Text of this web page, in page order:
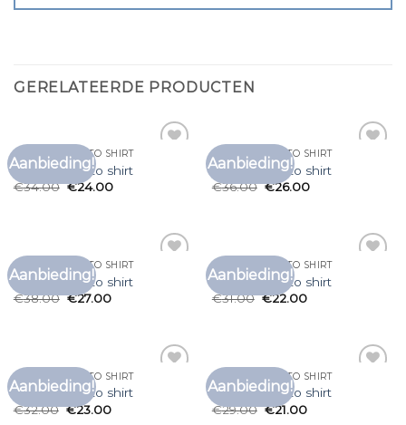
GERELATEERDE PRODUCTEN
Aanbieding!
ANTONY MORATO SHIRT
antony morato shirt
€34.00 €24.00
Aanbieding!
ANTONY MORATO SHIRT
antony morato shirt
€36.00 €26.00
Aanbieding!
ANTONY MORATO SHIRT
antony morato shirt
€38.00 €27.00
Aanbieding!
ANTONY MORATO SHIRT
antony morato shirt
€31.00 €22.00
Aanbieding!
ANTONY MORATO SHIRT
antony morato shirt
€32.00 €23.00
Aanbieding!
ANTONY MORATO SHIRT
antony morato shirt
€29.00 €21.00